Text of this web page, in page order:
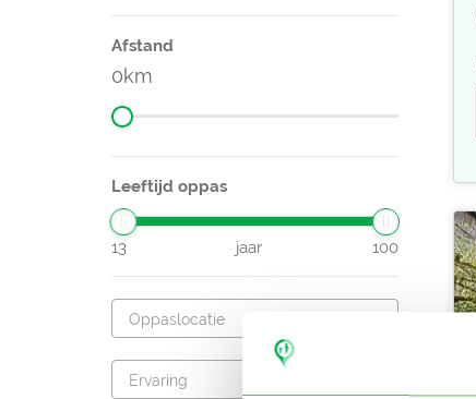
Afstand
0
Leeftijd oppas
13 jaar 100
Oppaslocatie
Ervaring